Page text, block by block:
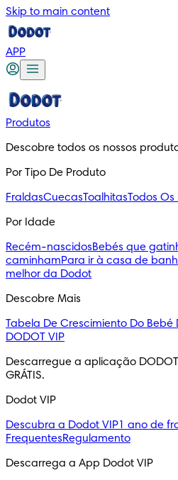
Skip to main content
APP
Produtos
Descobre todos os nossos
Por Tipo De Produto
FraldasCuecasToalhitasTodos Os
Por Idade
Recém-nascidosBebés que
caminhamPara ir à casa de
melhor da Dodot
Descobre Mais
Tabela De Crescimiento Do Bebé
DODOT VIP
Descarregue a aplicação
GRÁTIS.
Dodot VIP
Descubra a Dodot VIP1 ano de
FrequentesRegulamento
Descarrega a App Dodot VIP